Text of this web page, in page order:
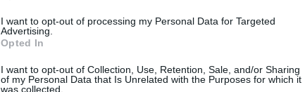
I want to opt-out of processing my Personal Data for Targeted
Advertising.
Opted In
I want to opt-out of Collection, Use, Retention, Sale, and/or Sharing
of my Personal Data that Is Unrelated with the Purposes for which it
was collected.